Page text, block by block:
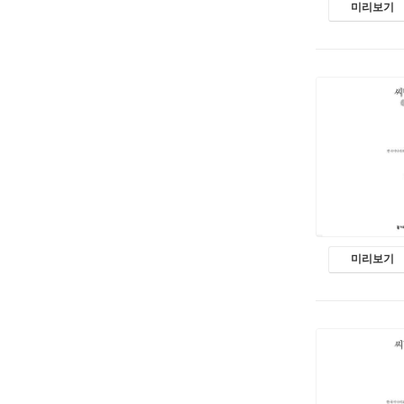
미리보기
미리보기